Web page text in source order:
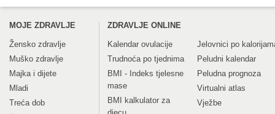
MOJE ZDRAVLJE
Žensko zdravlje
Muško zdravlje
Majka i dijete
Mladi
Treća dob
ZDRAVLJE ONLINE
Kalendar ovulacije
Trudnoća po tjednima
BMI - Indeks tjelesne
mase
BMI kalkulator za
Jelovnici po
Peludni kalendar
Peludna prognoza
Virtualni atlas
Vježbe